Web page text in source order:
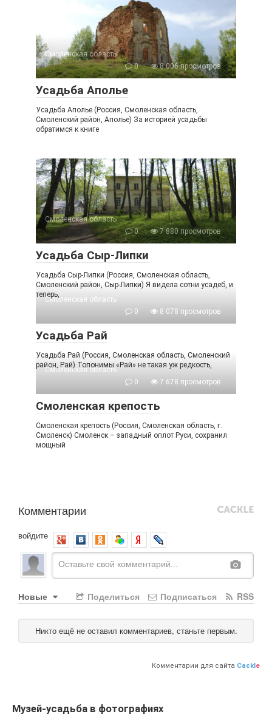
Смоленская область
0
8 006 просмотров
Усадьба Аполье
Усадьба Аполье (Россия, Смоленская область,
Смоленский район, Аполье) За историей усадьбы
обратимся к книге
Смоленская область
0
7 880 просмотров
Усадьба Сыр-Липки
Усадьба Сыр-Липки (Россия, Смоленская область,
Смоленский район, Сыр-Липки) Я видела сотни усадеб, и
теперь,
Смоленская область
0
8 078 просмотров
Усадьба Рай
Усадьба Рай (Россия, Смоленская область, Смоленский
район, Рай) Топонимы «Рай» не такая уж редкость,
Смоленская область
0
7 678 просмотров
Смоленская крепость
Смоленская крепость (Россия, Смоленская область, г.
Смоленск) Смоленск – западный оплот Руси, сохранил
мощный
Комментарии
войдите
Новые RSS
Подписаться
Поделиться
Никто ещё не оставил комментариев, станьте первым.
Комментарии для сайта Cackl e
Музей-усадьба в фотографиях